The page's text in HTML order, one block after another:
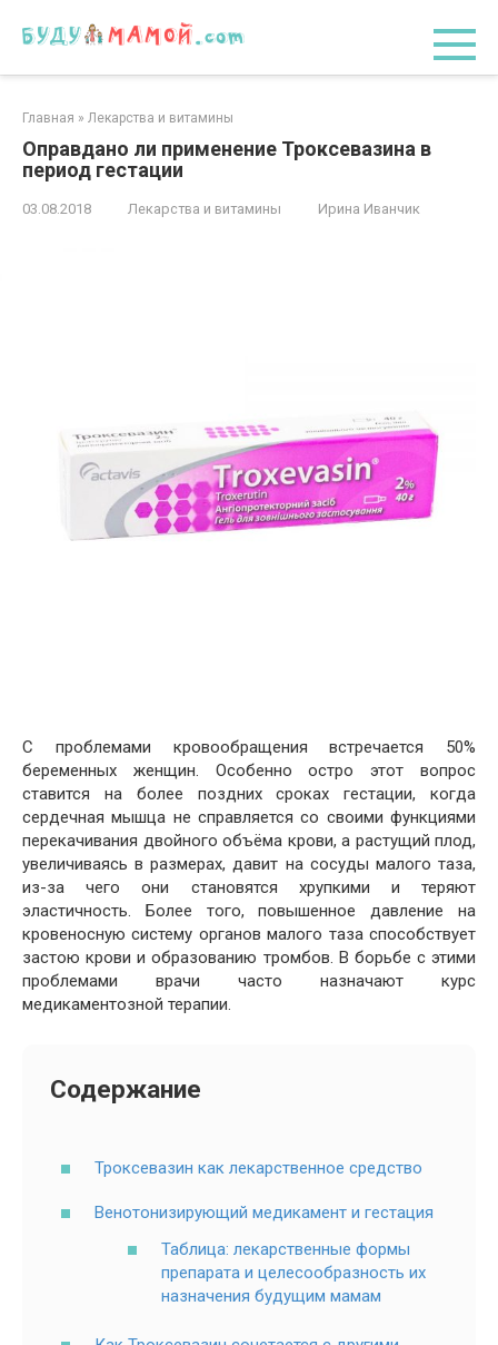
Главная » Лекарства и витамины
Оправдано ли применение Троксевазина в
период гестации
03.08.2018 Лекарства и витамины Ирина Иванчик
С проблемами кровообращения встречается 50%
беременных женщин. Особенно остро этот вопрос
ставится на более поздних сроках гестации, когда
сердечная мышца не справляется со своими функциями
перекачивания двойного объёма крови, а растущий плод,
увеличиваясь в размерах, давит на сосуды малого таза,
из-за чего они становятся хрупкими и теряют
эластичность. Более того, повышенное давление на
кровеносную систему органов малого таза способствует
застою крови и образованию тромбов. В борьбе с этими
проблемами врачи часто назначают курс
медикаментозной терапии.
Содержание
Троксевазин как лекарственное средство
Венотонизирующий медикамент и гестация
Таблица: лекарственные формы
препарата и целесообразность их
назначения будущим мамам